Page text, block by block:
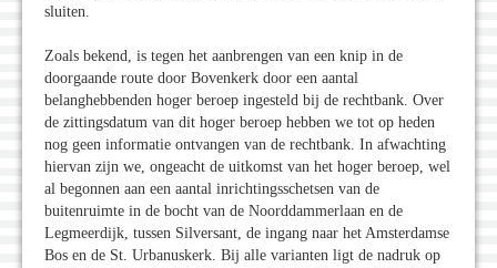
sluiten.
Zoals bekend, is tegen het aanbrengen van een knip in de
doorgaande route door Bovenkerk door een aantal
belanghebbenden hoger beroep ingesteld bij de rechtbank. Over
de zittingsdatum van dit hoger beroep hebben we tot op heden
nog geen informatie ontvangen van de rechtbank. In afwachting
hiervan zijn we, ongeacht de uitkomst van het hoger beroep, wel
al begonnen aan een aantal inrichtingsschetsen van de
buitenruimte in de bocht van de Noorddammerlaan en de
Legmeerdijk, tussen Silversant, de ingang naar het Amsterdamse
Bos en de St. Urbanuskerk. Bij alle varianten ligt de nadruk op